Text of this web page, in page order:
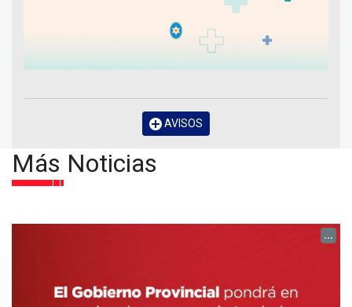
AVISOS
Más Noticias
...